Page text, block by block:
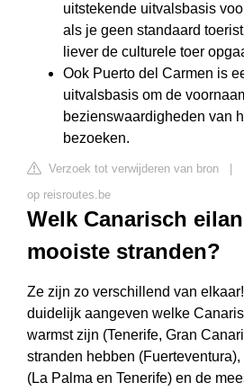
uitstekende uitvalsbasis
als je geen standaard
liever de culturele toer
Ook Puerto del Carmen is
uitvalsbasis om de
bezienswaardigheden van
bezoeken.
Verzoek tot verwijderen van bron
op reisroutes.be
Welk Canarisch
mooiste stranden?
Ze zijn zo verschillend van
duidelijk aangeven welke
warmst zijn (Tenerife, Gran
stranden hebben
(La Palma en Tenerife) en de